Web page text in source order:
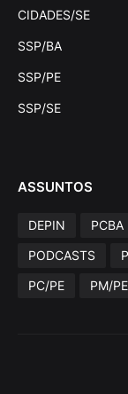
CIDADES/SE
SSP/BA
SSP/PE
SSP/SE
ASSUNTOS
DEPIN PCBA
PODCASTS
PC/PE
PM/PE